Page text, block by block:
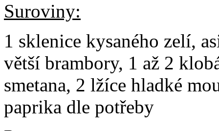
Suroviny:
1 sklenice kysaného zelí,
větší brambory, 1 až 2
smetana, 2 lžíce hladké
paprika dle potřeby